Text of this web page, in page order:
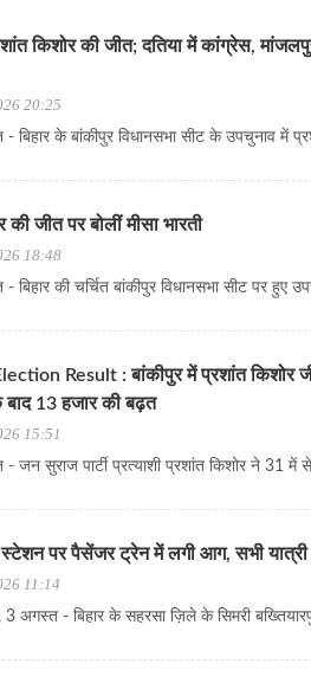
किशोर की जीत; दतिया में कांग्रेस,
20:25
बिहार के बांकीपुर विधानसभा सीट के उपचुनाव में
की जीत पर बोलीं मीसा भारती
18:48
बिहार की चर्चित बांकीपुर विधानसभा सीट पर हुए
Result : बांकीपुर में प्रशांत किशोर
13 हजार की बढ़त
15:51
जन सुराज पार्टी प्रत्याशी प्रशांत किशोर ने 31 में
पर पैसेंजर ट्रेन में लगी आग, सभी यात्री
11:14
3 अगस्त - बिहार के सहरसा ज़िले के सिमरी